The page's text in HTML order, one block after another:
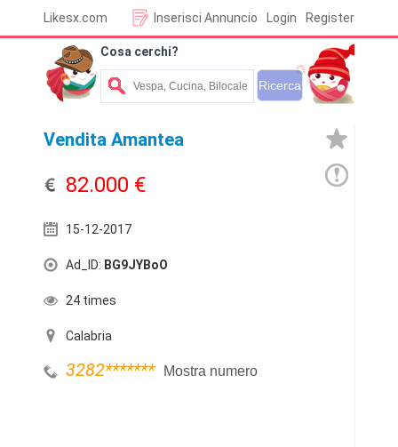
Likesx.com Login Register
Inserisci Annuncio
Cosa cerchi?
Vendita Amantea
82.000 €
15-12-2017
Ad_ID: BG9JYBoO
24 times
Calabria
3282******* Mostra numero